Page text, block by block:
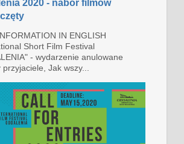
2020 - nabór filmów
IN ENGLISH
Short Film Festival
- wydarzenie anulowane
przyjaciele, Jak wszy...